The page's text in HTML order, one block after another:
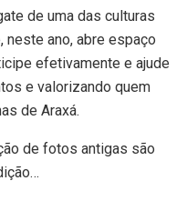
de uma das culturas
ano, abre espaço
efetivamente e ajude
e valorizando quem
de Araxá.
de fotos antigas são